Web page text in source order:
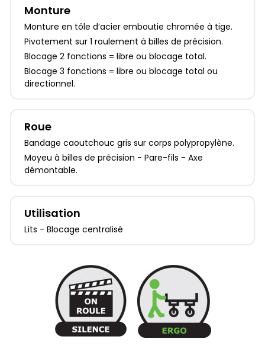
Monture
Monture en tôle d’acier emboutie chromée à tige.
Pivotement sur 1 roulement à billes de précision.
Blocage 2 fonctions = libre ou blocage total.
Blocage 3 fonctions = libre ou blocage total ou
directionnel.
Roue
Bandage caoutchouc gris sur corps polypropylène.
Moyeu à billes de précision - Pare-fils - Axe
démontable.
Utilisation
Lits - Blocage centralisé